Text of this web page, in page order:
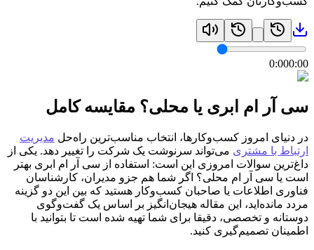
0:000:00
سی آر ام ابری یا محلی؟ مقایسه کامل
در دنیای امروز کسب‌وکارها، انتخاب مناسب‌ترین راه‌حل مدیریت
ارتباط با مشتری می‌تواند سرنوشت یک شرکت را تغییر دهد. یکی از
داغ‌ترین سوالات امروزی این است: استفاده از سی آر ام ابری بهتر
است یا سی آر ام محلی؟ اگر شما هم جزو مدیران، کارشناسان
فناوری اطلاعات یا صاحبان کسب‌وکار هستید که بین این دو گزینه
مردد مانده‌اید، این مقاله هیجان‌انگیز بر اساس یک گفت‌وگوی
دوستانه و تخصصی، دقیقا برای شما تهیه شده است تا بتوانید با
اطمینان تصمیم‌گیری کنید.